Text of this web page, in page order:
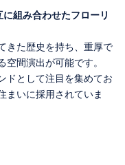
組み合わせたフローリ
きた歴史を持ち、重厚で
間演出が可能です。
ドとして注目を集めてお
まいに採用されていま